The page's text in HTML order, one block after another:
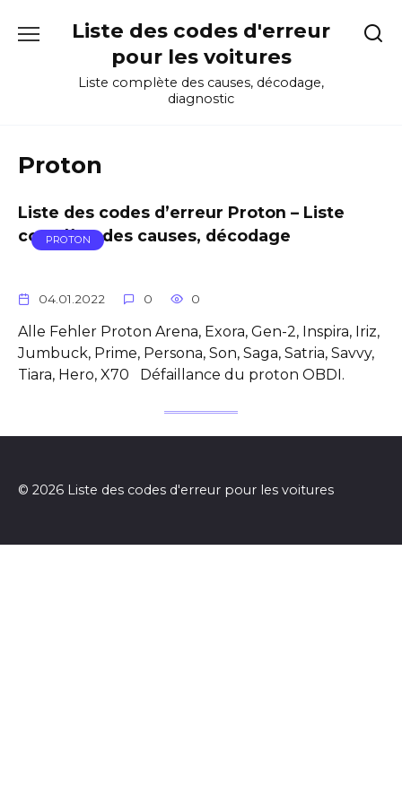
Liste des codes d'erreur
pour les voitures
Liste complète des causes, décodage,
diagnostic
Proton
Liste des codes d’erreur Proton – Liste
complète des causes, décodage
PROTON
04.01.2022 0 0
Alle Fehler Proton Arena, Exora, Gen-2, Inspira, Iriz,
Jumbuck, Prime, Persona, Son, Saga, Satria, Savvy,
Tiara, Hero, X70 Défaillance du proton OBDI.
© 2026 Liste des codes d'erreur pour les voitures